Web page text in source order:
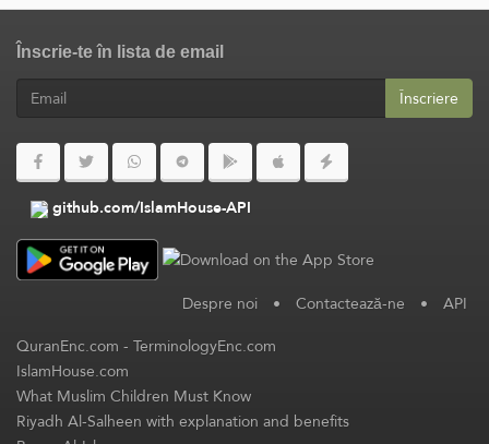
Înscrie-te în lista de email
Înscriere
github.com/IslamHouse-API
Despre noi • Contactează-ne • API
QuranEnc.com-TerminologyEnc.com
IslamHouse.com
What Muslim Children Must Know
Riyadh Al-Salheen with explanation and benefits